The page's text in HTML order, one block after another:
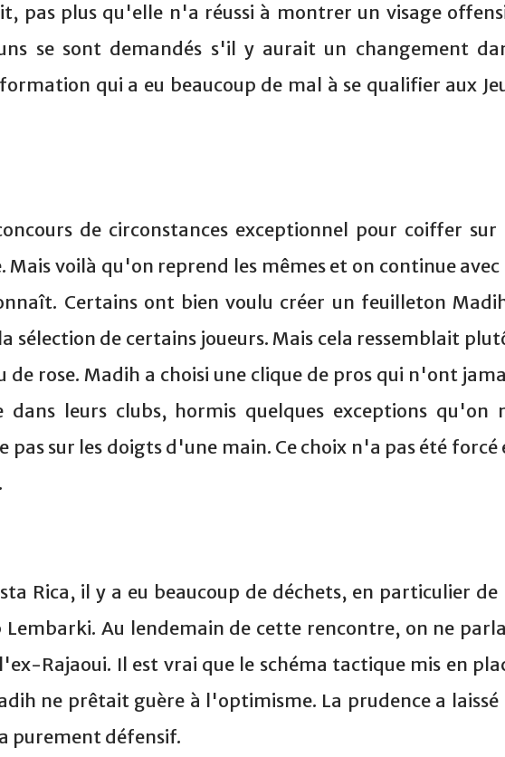
pas plus qu'elle n'a réussi à montrer un visage
se sont demandés s'il y aurait un changement
qui a eu beaucoup de mal à se qualifier aux
de circonstances exceptionnel pour coiffer sur
Mais voilà qu'on reprend les mêmes et on continue avec
Certains ont bien voulu créer un feuilleton
sélection de certains joueurs. Mais cela ressemblait
de rose. Madih a choisi une clique de pros qui n'ont
dans leurs clubs, hormis quelques exceptions qu'on
sur les doigts d'une main. Ce choix n'a pas été forcé
Rica, il y a eu beaucoup de déchets, en particulier de
Lembarki. Au lendemain de cette rencontre, on ne
Rajaoui. Il est vrai que le schéma tactique mis en
ne prêtait guère à l'optimisme. La prudence a laissé
purement défensif.